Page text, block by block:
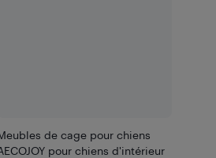
de cage pour chiens
pour chiens d'intérieur